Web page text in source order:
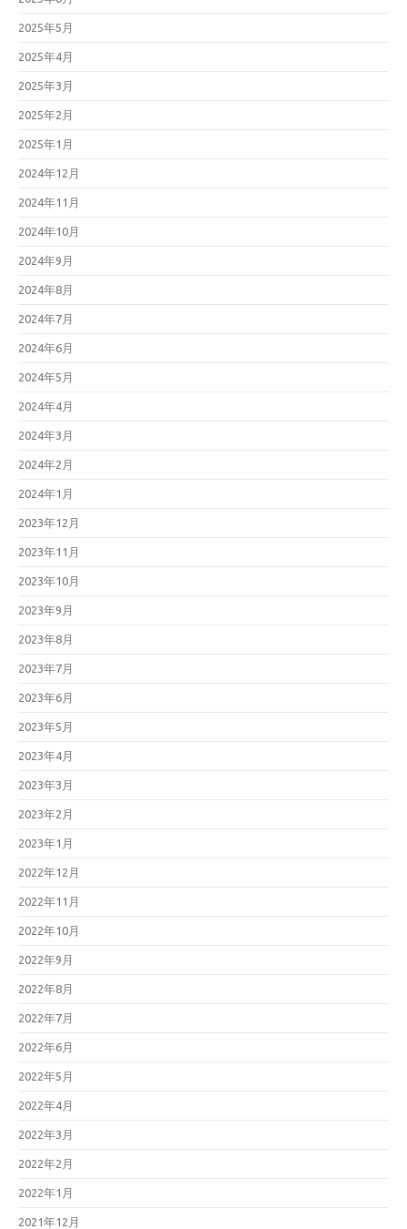
2025年5月
2025年4月
2025年3月
2025年2月
2025年1月
2024年12月
2024年11月
2024年10月
2024年9月
2024年8月
2024年7月
2024年6月
2024年5月
2024年4月
2024年3月
2024年2月
2024年1月
2023年12月
2023年11月
2023年10月
2023年9月
2023年8月
2023年7月
2023年6月
2023年5月
2023年4月
2023年3月
2023年2月
2023年1月
2022年12月
2022年11月
2022年10月
2022年9月
2022年8月
2022年7月
2022年6月
2022年5月
2022年4月
2022年3月
2022年2月
2022年1月
2021年12月